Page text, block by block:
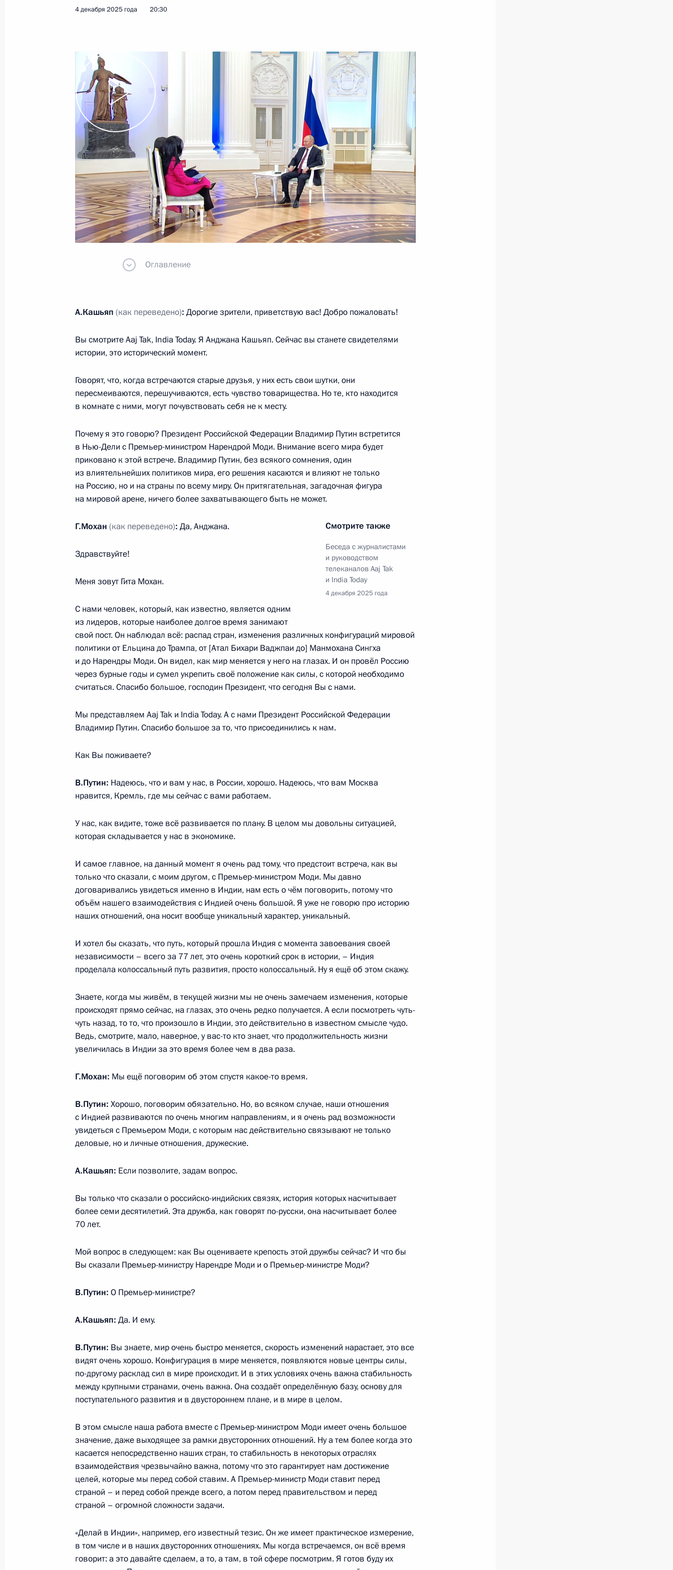
15 декабря 2025 года, понедельник
Встреча с секретарём генсовета партии «Единая Россия»
Владимиром Якушевым
15 декабря 2025 года, 13:45 Москва, Кремль
12 декабря 2025 года, пятница
Встреча с Президентом Ирака Абдулом Латифом Рашидом
12 декабря 2025 года, 18:10 Ашхабад
2
12 декабря 2025 года, 12:20
Встреча с Президентом Туркменистана Сердаром
4
Заседание Международного форума «Мир и доверие: единство
целей в интересах устойчивого будущего»
12
11 декабря 2025 года, четверг
Совещание о ситуации в зоне специальной военной операции
Совещание по экономическим вопросам
Встреча с Председателем Конституционного Суда Валерием
Зорькиным
11 декабря 2025 года, 13:05 Москва, Кремль
10 декабря 2025 года, среда
Российско-индонезийские переговоры
10 декабря 2025 года, 13:45 Москва, Кремль
9 декабря 2025 года, вторник
Встреча с президентом РАН Геннадием Красниковым
Москва, Кремль
Заседание Совета по развитию гражданского общества
и правам человека
9 декабря 2025 года, 19:10 Москва, Кремль
11
Вручение медалей «Золотая Звезда» Героям России
9 декабря 2025 года, 14:05 Москва, Кремль
8 декабря 2025 года, понедельник
Встреча с председателями парламентов государств – членов
ОДКБ
8 декабря 2025 года, 20:30 Москва, Кремль
7
Заседание Совета по стратегическому развитию
и национальным проектам
8 декабря 2025 года, 18:05 Москва, Кремль
5 декабря 2025 года, пятница
Беседа с Президентом Индии Дроупади Мурму и государственный
приём в честь Президента России
5 декабря 2025 года, 16:50
15
5 декабря 2025 года, 14:00 Нью-Дели
СМИ
5 декабря 2025 года, 12:00 Нью-Дели
5 декабря 2025 года, 10:00 Нью-Дели
4 декабря 2025 года, четверг
Беседа с журналистами и руководством телеканалов Aaj Tak
4 декабря 2025 года, 20:30
4 декабря 2025 года 20:30
Оглавление
А.Кашьяп (как переведено): Дорогие зрители, приветствую вас! Добро пожаловать!
Вы смотрите Aaj Tak, India Today. Я Анджана Кашьяп. Сейчас вы станете свидетелями
истории, это исторический момент.
Говорят, что, когда встречаются старые друзья, у них есть свои шутки, они
пересмеиваются, перешучиваются, есть чувство товарищества. Но те, кто находится
в комнате с ними, могут почувствовать себя не к месту.
Почему я это говорю? Президент Российской Федерации Владимир Путин встретится
в Нью-Дели с Премьер-министром Нарендрой Моди. Внимание всего мира будет
приковано к этой встрече. Владимир Путин, без всякого сомнения, один
из влиятельнейших политиков мира, его решения касаются и влияют не только
на Россию, но и на страны по всему миру. Он притягательная, загадочная фигура
на мировой арене, ничего более захватывающего быть не может.
Смотрите также
Беседа с журналистами
и руководством
телеканалов Aaj Tak
и India Today
4 декабря 2025 года
Г.Мохан (как переведено): Да, Анджана.
Здравствуйте!
Меня зовут Гита Мохан.
С нами человек, который, как известно, является одним
из лидеров, которые наиболее долгое время занимают
свой пост. Он наблюдал всё: распад стран, изменения различных конфигураций мировой
политики от Ельцина до Трампа, от [Атал Бихари Ваджпаи до] Манмохана Сингха
и до Нарендры Моди. Он видел, как мир меняется у него на глазах. И он провёл Россию
через бурные годы и сумел укрепить своё положение как силы, с которой необходимо
считаться. Спасибо большое, господин Президент, что сегодня Вы с нами.
Мы представляем Aaj Tak и India Today. А с нами Президент Российской Федерации
Владимир Путин. Спасибо большое за то, что присоединились к нам.
Как Вы поживаете?
В.Путин: Надеюсь, что и вам у нас, в России, хорошо. Надеюсь, что вам Москва
нравится, Кремль, где мы сейчас с вами работаем.
У нас, как видите, тоже всё развивается по плану. В целом мы довольны ситуацией,
которая складывается у нас в экономике.
И самое главное, на данный момент я очень рад тому, что предстоит встреча, как вы
только что сказали, с моим другом, с Премьер-министром Моди. Мы давно
договаривались увидеться именно в Индии, нам есть о чём поговорить, потому что
объём нашего взаимодействия с Индией очень большой. Я уже не говорю про историю
наших отношений, она носит вообще уникальный характер, уникальный.
И хотел бы сказать, что путь, который прошла Индия с момента завоевания своей
независимости – всего за 77 лет, это очень короткий срок в истории, – Индия
проделала колоссальный путь развития, просто колоссальный. Ну я ещё об этом скажу.
Знаете, когда мы живём, в текущей жизни мы не очень замечаем изменения, которые
происходят прямо сейчас, на глазах, это очень редко получается. А если посмотреть чуть-
чуть назад, то то, что произошло в Индии, это действительно в известном смысле чудо.
Ведь, смотрите, мало, наверное, у вас-то кто знает, что продолжительность жизни
увеличилась в Индии за это время более чем в два раза.
Г.Мохан: Мы ещё поговорим об этом спустя какое-то время.
В.Путин: Хорошо, поговорим обязательно. Но, во всяком случае, наши отношения
с Индией развиваются по очень многим направлениям, и я очень рад возможности
увидеться с Премьером Моди, с которым нас действительно связывают не только
деловые, но и личные отношения, дружеские.
А.Кашьяп: Если позволите, задам вопрос.
Вы только что сказали о российско-индийских связях, история которых насчитывает
более семи десятилетий. Эта дружба, как говорят по-русски, она насчитывает более
70 лет.
Мой вопрос в следующем: как Вы оцениваете крепость этой дружбы сейчас? И что бы
Вы сказали Премьер-министру Нарендре Моди и о Премьер-министре Моди?
В.Путин: О Премьер-министре?
А.Кашьяп: Да. И ему.
В.Путин: Вы знаете, мир очень быстро меняется, скорость изменений нарастает, это все
видят очень хорошо. Конфигурация в мире меняется, появляются новые центры силы,
по-другому расклад сил в мире происходит. И в этих условиях очень важна стабильность
между крупными странами, очень важна. Она создаёт определённую базу, основу для
поступательного развития и в двустороннем плане, и в мире в целом.
В этом смысле наша работа вместе с Премьер-министром Моди имеет очень большое
значение, даже выходящее за рамки двусторонних отношений. Ну а тем более когда это
касается непосредственно наших стран, то стабильность в некоторых отраслях
взаимодействия чрезвычайно важна, потому что это гарантирует нам достижение
целей, которые мы перед собой ставим. А Премьер-министр Моди ставит перед
страной – и перед собой прежде всего, а потом перед правительством и перед
страной – огромной сложности задачи.
«Делай в Индии», например, его известный тезис. Он же имеет практическое измерение,
в том числе и в наших двусторонних отношениях. Мы когда встречаемся, он всё время
говорит: а это давайте сделаем, а то, а там, в той сфере посмотрим. Я готов буду их